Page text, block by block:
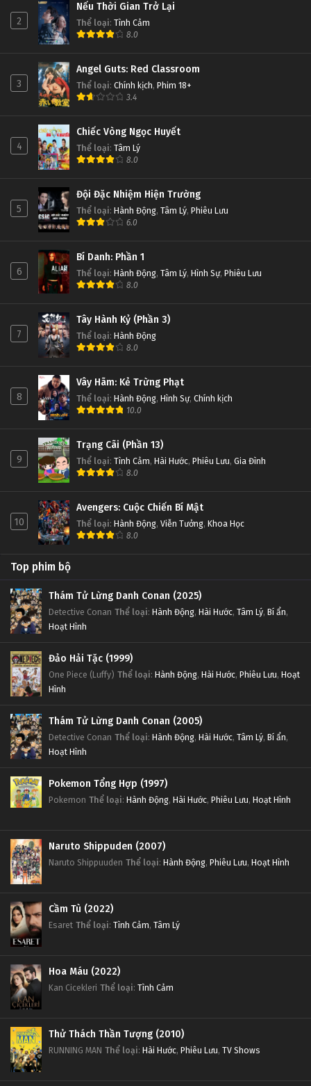
2
Nếu Thời Gian Trở Lại
Thể loại: Tình Cảm
8.0
3
Angel Guts: Red Classroom
Thể loại: Chính kịch, Phim 18+
3.4
4
Chiếc Vòng Ngọc Huyết
Thể loại: Tâm Lý
8.0
5
Đội Đặc Nhiệm Hiện Trường
Thể loại: Hành Động, Tâm Lý, Phiêu Lưu
6.0
6
Bí Danh: Phần 1
Thể loại: Hành Động, Tâm Lý, Hình Sự, Phiêu Lưu
8.0
7
Tây Hành Kỷ (Phần 3)
Thể loại: Hành Động
8.0
8
Vây Hãm: Kẻ Trừng Phạt
Thể loại: Hành Động, Hình Sự, Chính kịch
10.0
9
Trạng Cãi (Phần 13)
Thể loại: Tình Cảm, Hài Hước, Phiêu Lưu, Gia Đình
8.0
10
Avengers: Cuộc Chiến Bí Mật
Thể loại: Hành Động, Viễn Tưởng, Khoa Học
8.0
Top phim bộ
Thám Tử Lừng Danh Conan (2025)
Detective Conan Thể loại: Hành Động, Hài Hước, Tâm Lý, Bí ẩn,
Hoạt Hình
Đảo Hải Tặc (1999)
One Piece (Luffy) Thể loại: Hành Động, Hài Hước, Phiêu Lưu, Hoạt
Hình
Thám Tử Lừng Danh Conan (2005)
Detective Conan Thể loại: Hành Động, Hài Hước, Tâm Lý, Bí ẩn,
Hoạt Hình
Pokemon Tổng Hợp (1997)
Pokemon Thể loại: Hành Động, Hài Hước, Phiêu Lưu, Hoạt Hình
Naruto Shippuden (2007)
Naruto Shippuuden Thể loại: Hành Động, Phiêu Lưu, Hoạt Hình
Cầm Tù (2022)
Esaret Thể loại: Tình Cảm, Tâm Lý
Hoa Máu (2022)
Kan Cicekleri Thể loại: Tình Cảm
Thử Thách Thần Tượng (2010)
RUNNING MAN Thể loại: Hài Hước, Phiêu Lưu, TV Shows